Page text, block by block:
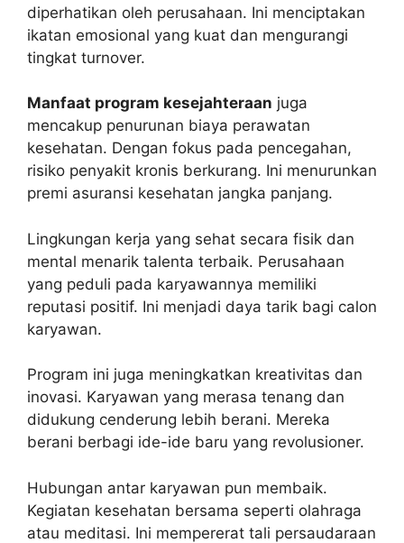
diperhatikan oleh perusahaan. Ini menciptakan
ikatan emosional yang kuat dan mengurangi
tingkat turnover.
Manfaat program kesejahteraan juga
mencakup penurunan biaya perawatan
kesehatan. Dengan fokus pada pencegahan,
risiko penyakit kronis berkurang. Ini menurunkan
premi asuransi kesehatan jangka panjang.
Lingkungan kerja yang sehat secara fisik dan
mental menarik talenta terbaik. Perusahaan
yang peduli pada karyawannya memiliki
reputasi positif. Ini menjadi daya tarik bagi calon
karyawan.
Program ini juga meningkatkan kreativitas dan
inovasi. Karyawan yang merasa tenang dan
didukung cenderung lebih berani. Mereka
berani berbagi ide-ide baru yang revolusioner.
Hubungan antar karyawan pun membaik.
Kegiatan kesehatan bersama seperti olahraga
atau meditasi. Ini mempererat tali persaudaraan